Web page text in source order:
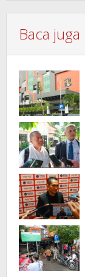
Baca juga